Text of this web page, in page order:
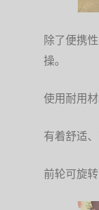
除了便携
操。
使用耐用
有着舒适
前轮可旋